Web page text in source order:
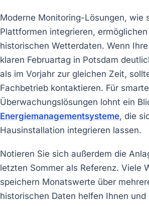
Moderne Monitoring-Lösungen, wie
Plattformen integrieren,
historischen Wetterdaten. Wenn
klaren Februartag in Potsdam
als im Vorjahr zur gleichen Zeit,
Fachbetrieb kontaktieren. Für smarte
Überwachungslösungen lohnt ein
Energiemanagementsysteme, die
Hausinstallation integrieren lassen.
Notieren Sie sich außerdem die
letzten Sommer als Referenz. Viele
speichern Monatswerte über
historischen Daten helfen Ihnen